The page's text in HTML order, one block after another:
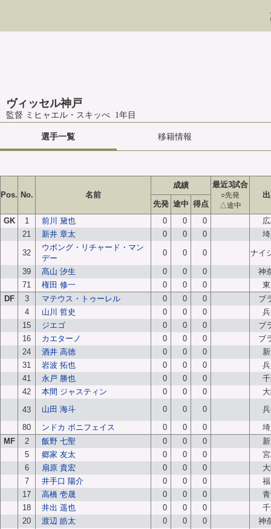
ヴィッセル神戸
監督 ミヒャエル・スキッべ 1年目
選手一覧 移籍情報
Pos. No. 名前
成績 最近3試合
○先発
△途中
先発 途中 得点
GK
1 前川 黛也 0 0 0
21
新井 章太 0 0 0
32
ウボング・リチャード・マン
デー
0 0 0 ナイ
39 髙山 汐生 0 0 0
神
71
権田 修一 0 0 0
DF
3 マテウス・トゥーレル 0 0 0
ブ
4
山川 哲史 0 0 0
15
ジエゴ 0 0 0
ブ
16
カエターノ 0 0 0
ブ
24
酒井 高徳 0 0 0
31
岩波 拓也 0 0 0
41
永戸 勝也 0 0 0
42
本間 ジャスティン 0 0 0
43
山田 海斗 0 0 0
80
ンドカ ボニフェイス 0 0 0
MF
2 飯野 七聖 0 0 0
5
郷家 友太 0 0 0
6
扇原 貴宏 0 0 0
7
井手口 陽介 0 0 0
17
高橋 壱晟 0 0 0
18
井出 遥也 0 0 0
20
渡辺 皓太 0 0 0
神